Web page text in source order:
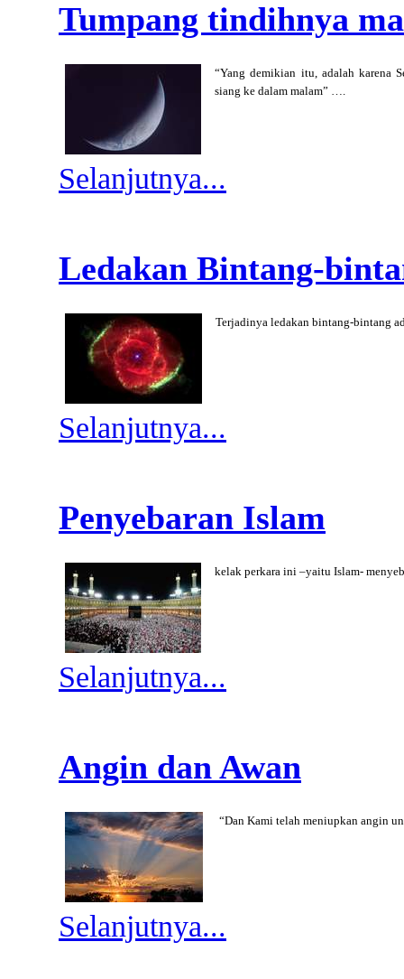
Tumpang tindihnya
“Yang demikian itu, adalah karena
siang ke dalam malam” ….
Selanjutnya...
Ledakan Bintang-
Terjadinya ledakan bintang-bintang
Selanjutnya...
Penyebaran Islam
kelak perkara ini –yaitu Islam-
Selanjutnya...
Angin dan Awan
“Dan Kami telah meniupkan angin
Selanjutnya...